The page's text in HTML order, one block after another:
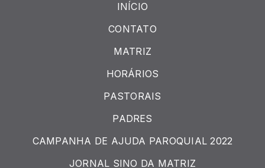
INÍCIO
CONTATO
MATRIZ
HORÁRIOS
PASTORAIS
PADRES
CAMPANHA DE AJUDA PAROQUIAL 2022
JORNAL SINO DA MATRIZ